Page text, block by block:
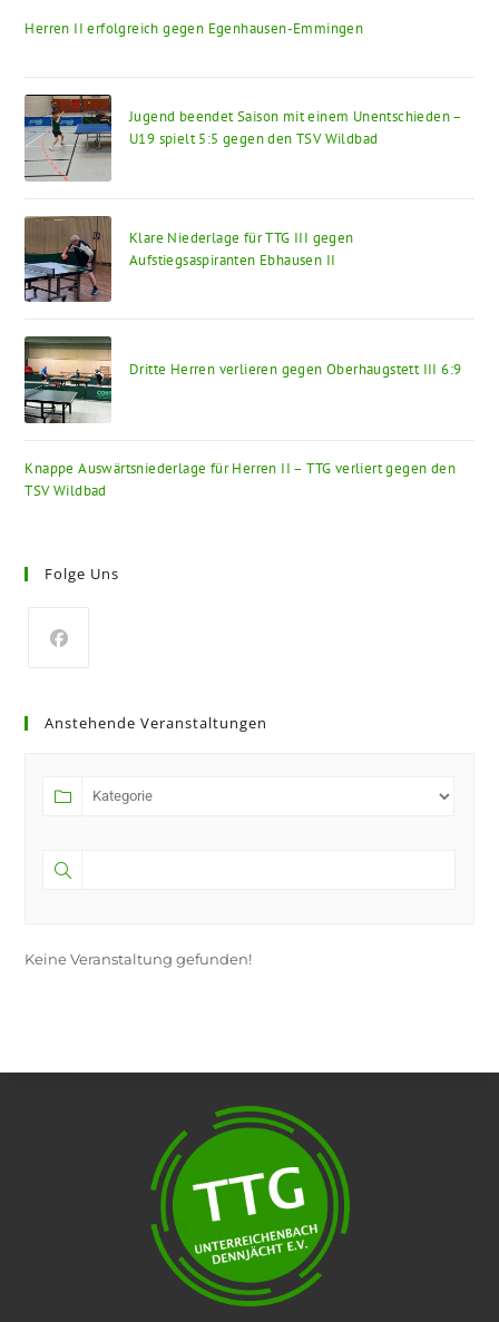
Herren II erfolgreich gegen Egenhausen-Emmingen
Jugend beendet Saison mit einem Unentschieden –
U19 spielt 5:5 gegen den TSV Wildbad
Klare Niederlage für TTG III gegen
Aufstiegsaspiranten Ebhausen II
Dritte Herren verlieren gegen Oberhaugstett III 6:9
Knappe Auswärtsniederlage für Herren II – TTG verliert gegen den
TSV Wildbad
Folge Uns
a
Anstehende Veranstaltungen
Keine Veranstaltung gefunden!